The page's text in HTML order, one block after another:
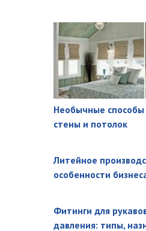
Необычные способы
стены и потолок
Литейное
особенности
Фитинги для
давления: типы,